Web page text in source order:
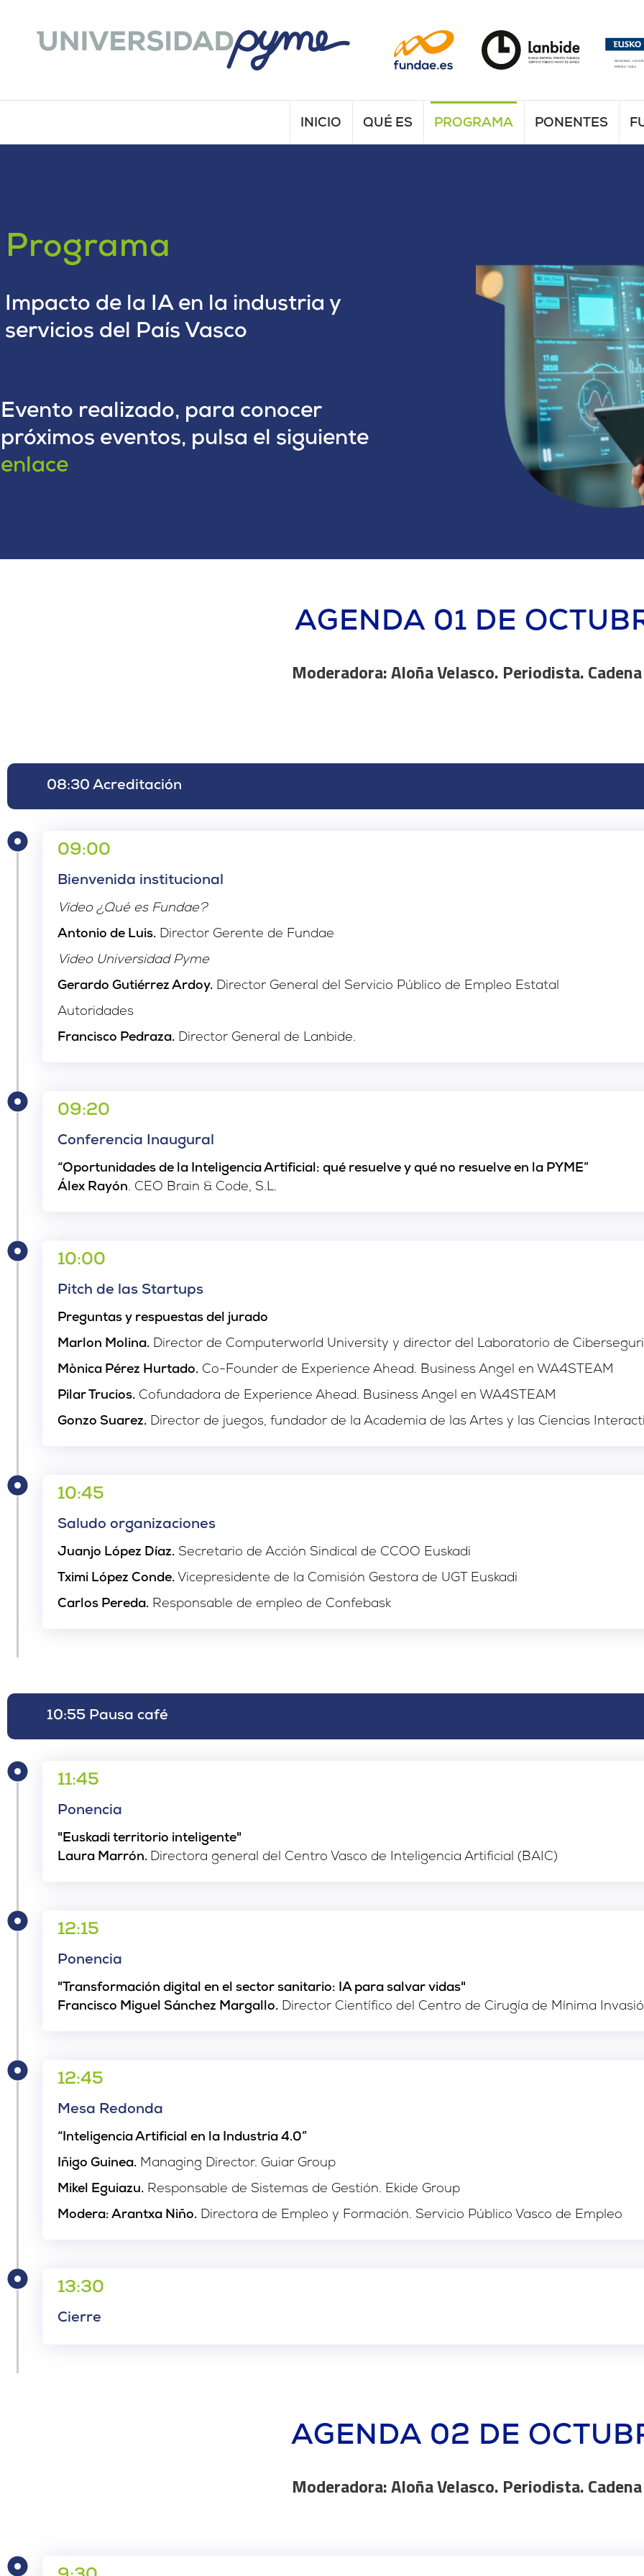
INICIO QUÉ ES PROGRAMA PONENTES
Impacto de la IA en la industria y
servicios del País Vasco
Evento realizado, para conocer
próximos eventos, pulsa el siguiente
enlace
Programa
AGENDA 01 DE
Moderadora: Aloña Velasco. Periodista. Cadena
08:30 Acreditación
09:00
Bienvenida institucional
Vídeo ¿Qué es Fundae?
Antonio de Luis.Director Gerente de Fundae
Video Universidad Pyme
Gerardo Gutiérrez Ardoy.Director General del Servicio Público de Empleo Estatal
Autoridades
Francisco Pedraza.Director General de Lanbide.
09:20
Conferencia Inaugural
“Oportunidades de la Inteligencia Artificial: qué resuelve y qué no resuelve en la PYME”
Álex Rayón. CEO Brain & Code, S.L.
10:00
Pitch de las Startups
Preguntas y respuestas del jurado
Marlon Molina.Director de Computerworld University y director del Laboratorio de
Mònica Pérez Hurtado.Co-Founder de Experience Ahead. Business Angel en WA4STEAM
Pilar Trucios.Cofundadora de Experience Ahead. Business Angel en WA4STEAM
Gonzo Suarez.Director de juegos, fundador de la Academia de las Artes y las Ciencias
10:45
Saludo organizaciones
Juanjo López Díaz.Secretario de Acción Sindical de CCOO Euskadi
Tximi López Conde.Vicepresidente de la Comisión Gestora de UGT Euskadi
Carlos Pereda.Responsable de empleo de Confebask
10:55 Pausa café
11:45
Ponencia
"Euskadi territorio inteligente"
Laura Marrón. Directora general del Centro Vasco de Inteligencia Artificial (BAIC)
12:15
Ponencia
"Transformación digital en el sector sanitario: IA para salvar vidas"
Francisco Miguel Sánchez Margallo.Director Científico del Centro de Cirugía de Mínima
12:45
Mesa Redonda
“Inteligencia Artificial en la Industria 4.0”
Iñigo Guinea.Managing Director. Guiar Group
Mikel Eguiazu.Responsable de Sistemas de Gestión. Ekide Group
Modera: Arantxa Niño.Directora de Empleo y Formación. Servicio Público Vasco de Empleo
13:30
Cierre
AGENDA 02 DE
Moderadora: Aloña Velasco. Periodista. Cadena